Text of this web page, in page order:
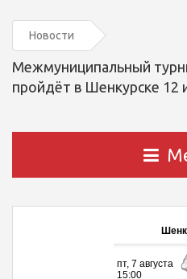
Новости
Межмуниципальный
пройдёт в Шенкурске 12